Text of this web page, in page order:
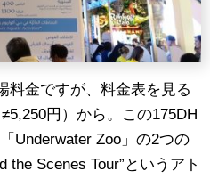
料金ですが、料金表を見る
円）から。この175DH
Underwater Zoo」の2つの
the Scenes Tour”というアト